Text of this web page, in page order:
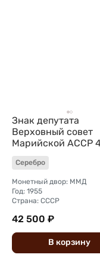
Знак депутата
Верховный совет
Марийской АССР
созыв 1955-1963
Серебро
Монетный двор: ММД
Год: 1955
Страна: СССР
42 500 ₽
В корзину